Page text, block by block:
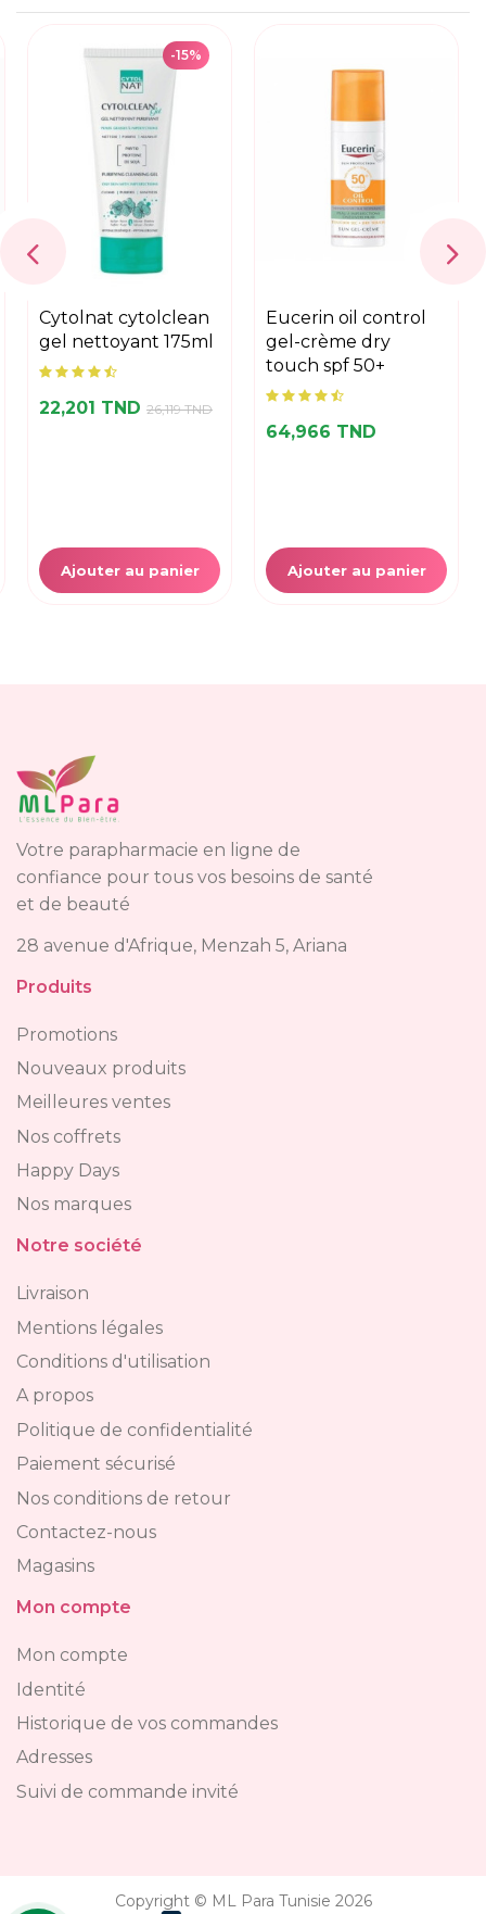
-15%
cytolnat cytolclean
gel nettoyant 175ml
22,201 TND 26,119 TND
Ajouter au panier
eucerin oil control
gel-crème dry
touch spf 50+
64,966 TND
Ajouter au panier
Votre parapharmacie en ligne de
confiance pour tous vos besoins de santé
et de beauté
28 avenue d'Afrique, Menzah 5, Ariana
Produits
Promotions
Nouveaux produits
Meilleures ventes
Nos coffrets
Happy Days
Nos marques
Notre société
Livraison
Mentions légales
Conditions d'utilisation
A propos
Politique de confidentialité
Paiement sécurisé
Nos conditions de retour
Contactez-nous
Magasins
Mon compte
Mon compte
Identité
Historique de vos commandes
Adresses
Suivi de commande invité
Copyright © ML Para Tunisie 2026